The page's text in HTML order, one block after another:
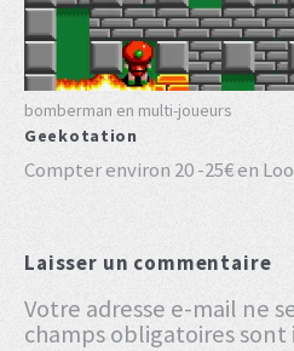
bomberman en multi-joueurs
Geekotation
Compter environ 20 -25€ en
Laisser un commentaire
Votre adresse e-mail ne
champs obligatoires sont